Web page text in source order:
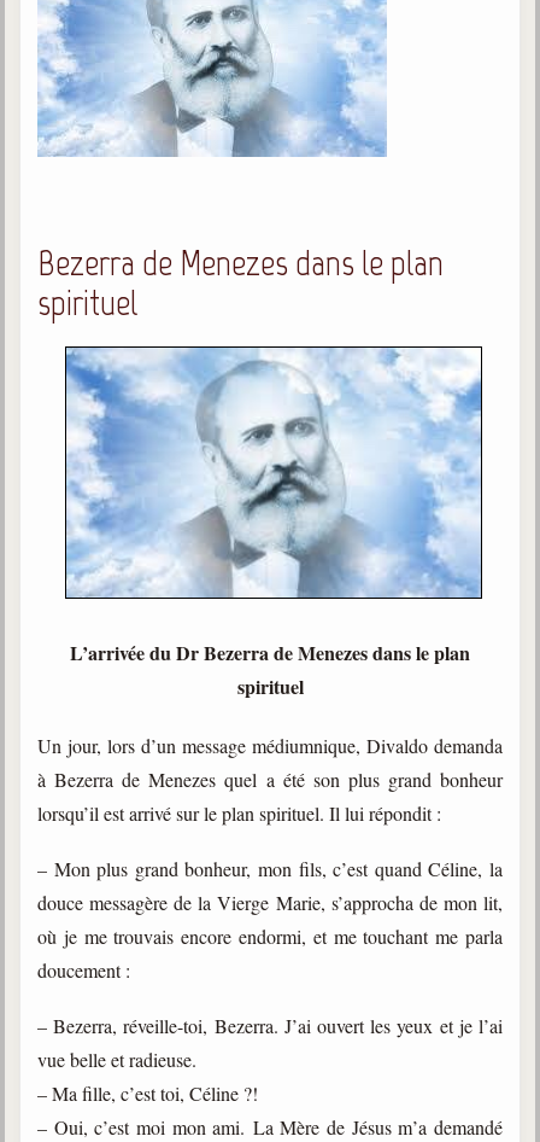
Bezerra de Menezes dans le plan
spirituel
L’arrivée du Dr Bezerra de Menezes dans le plan
spirituel
Un jour, lors d’un message médiumnique, Divaldo demanda
à Bezerra de Menezes quel a été son plus grand bonheur
lorsqu’il est arrivé sur le plan spirituel. Il lui répondit :
– Mon plus grand bonheur, mon fils, c’est quand Céline, la
douce messagère de la Vierge Marie, s’approcha de mon lit,
où je me trouvais encore endormi, et me touchant me parla
doucement :
– Bezerra, réveille-toi, Bezerra. J’ai ouvert les yeux et je l’ai
vue belle et radieuse.
– Ma fille, c’est toi, Céline ?!
– Oui, c’est moi mon ami. La Mère de Jésus m’a demandé